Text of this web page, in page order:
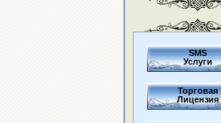
SMS
Услуги
Торговая
Лицензия